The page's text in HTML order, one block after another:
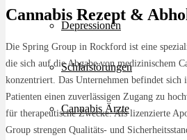
Depressionen
Schlafstörungen
Cannabis Ärzte
Cannabis Rezept &
Die Spring Group in Rockford ist eine
die sich auf die Abgabe von medizinischem
konzentriert. Das Unternehmen befindet sich
Patienten einen zuverlässigen Zugang zu
für therapeutische Zwecke. Als lizenzierte
Group strengen Qualitäts- und